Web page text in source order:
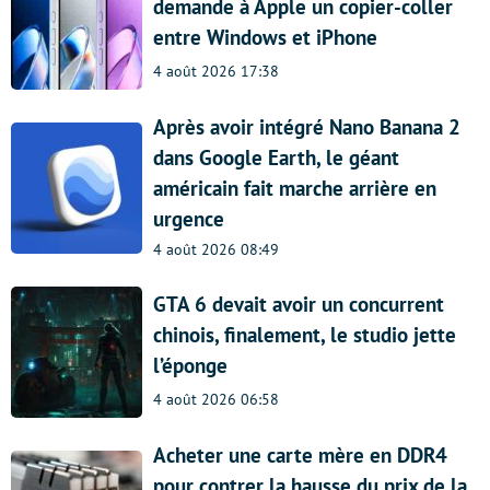
demande à Apple un copier-coller
entre Windows et iPhone
4 août 2026 17:38
Après avoir intégré Nano Banana 2
dans Google Earth, le géant
américain fait marche arrière en
urgence
4 août 2026 08:49
GTA 6 devait avoir un concurrent
chinois, finalement, le studio jette
l’éponge
4 août 2026 06:58
Acheter une carte mère en DDR4